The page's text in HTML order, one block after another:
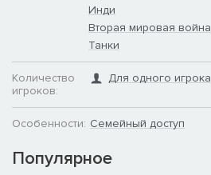
Инди
Вторая мировая война
Танки
Количество
игроков:
Для одного игрока
Особенности: Семейный доступ
Популярное